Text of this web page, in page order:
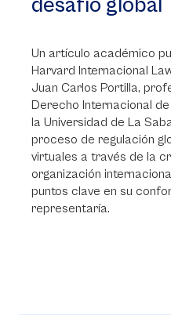
desafío global
Un artículo académico
Harvard Internacional
Juan Carlos Portilla,
Derecho Internacional
la Universidad de La
proceso de regulación
virtuales a través de la
organización
puntos clave en su
representaría.